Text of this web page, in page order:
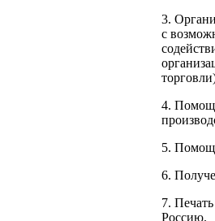
3.
с
4.
5.
6.
7.
Россию.